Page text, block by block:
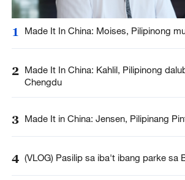
1 Made It In China: Moises, Pilipinong
2 Made It In China: Kahlil, Pilipinong
Chengdu
3 Made It in China: Jensen, Pilipinang
4 (VLOG) Pasilip sa iba't ibang parke sa